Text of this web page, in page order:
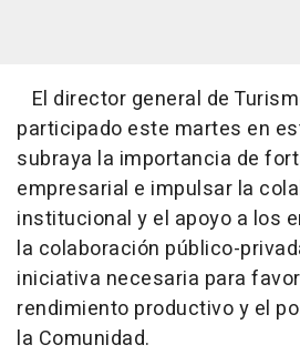
El director general de
participado este martes en
subraya la importancia de
empresarial e impulsar la
institucional y el apoyo a los
la colaboración público-
iniciativa necesaria para
rendimiento productivo y el
la Comunidad.